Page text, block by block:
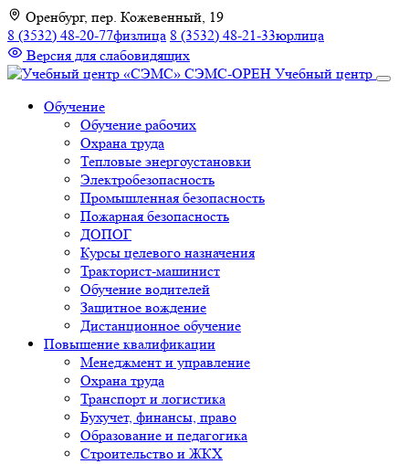
К
содержимому
Оренбург, пер. Кожевенный, 19
8 (3532) 48-20-77физлица 8 (3532) 48-21-33юрлица
Версия для слабовидящих
СЭМС-ОРЕН Учебный центр
Обучение
Обучение рабочих
Охрана труда
Тепловые энергоустановки
Электробезопасность
Промышленная безопасность
Пожарная безопасность
ДОПОГ
Курсы целевого назначения
Тракторист-машинист
Обучение водителей
Защитное вождение
Дистанционное обучение
Повышение квалификации
Менеджмент и управление
Охрана труда
Транспорт и логистика
Бухучет, финансы, право
Образование и педагогика
Строительство и ЖКХ